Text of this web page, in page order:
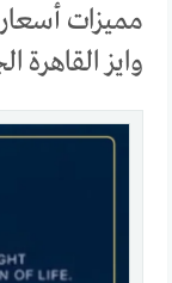
مميزات
وايز القاهرة